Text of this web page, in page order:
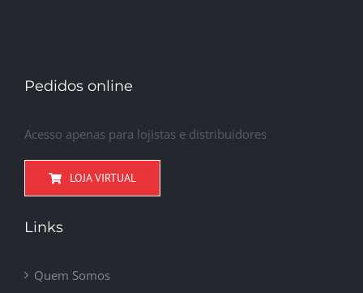
Pedidos online
Acesso apenas para lojistas e distribuidores
LOJA VIRTUAL
Links
Quem Somos